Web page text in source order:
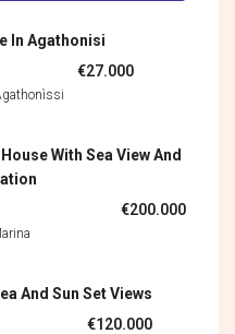
In Agathonisi
€27.000
With Sea View And
€200.000
And Sun Set Views
€120.000